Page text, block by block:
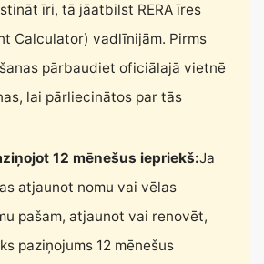
īri, tā jāatbilst RERA īres
Calculator) vadlīnijām. Pirms
pārbaudiet oficiālajā vietnē
lai pārliecinātos par tās
12 mēnešus iepriekš:Ja
atjaunot nomu vai vēlas
pašam, atjaunot vai renovēt,
paziņojums 12 mēnešus